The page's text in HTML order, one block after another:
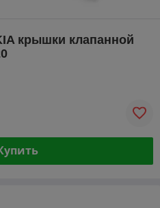
крышки клапанной